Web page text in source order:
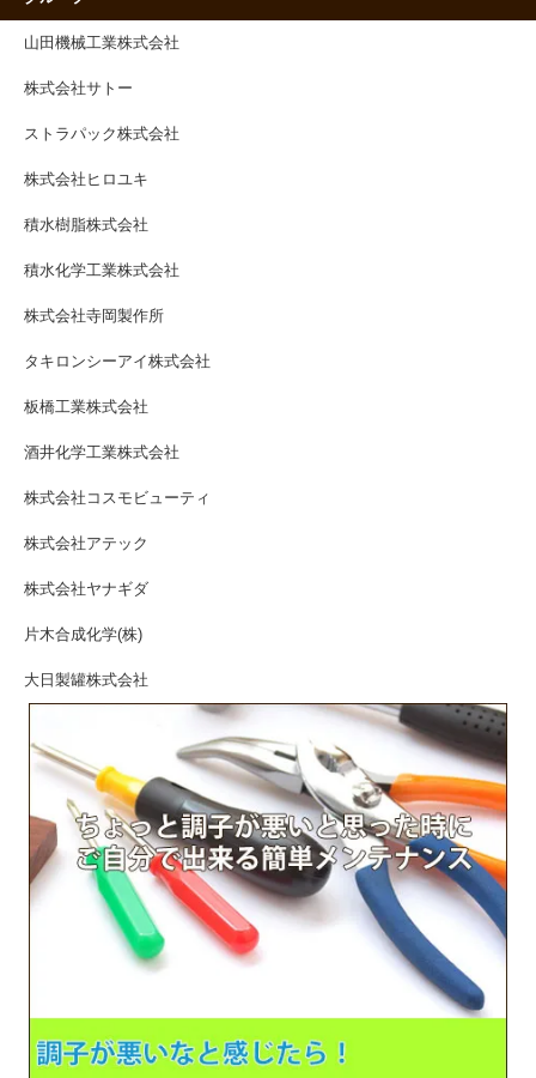
山田機械工業株式会社
株式会社サトー
ストラパック株式会社
株式会社ヒロユキ
積水樹脂株式会社
積水化学工業株式会社
株式会社寺岡製作所
タキロンシーアイ株式会社
板橋工業株式会社
酒井化学工業株式会社
株式会社コスモビューティ
株式会社アテック
株式会社ヤナギダ
片木合成化学(株)
大日製罐株式会社